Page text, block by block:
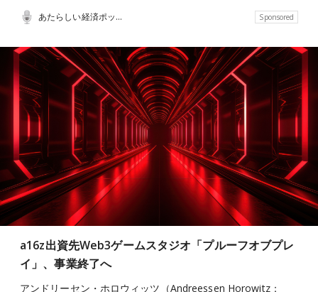
あたらしい経済ポッドキャスト Sponsored
a16z出資先Web3ゲームスタジオ「プルーフオブプレ
イ」、事業終了へ
アンドリーセン・ホロウィッツ（Andreessen Horowitz：